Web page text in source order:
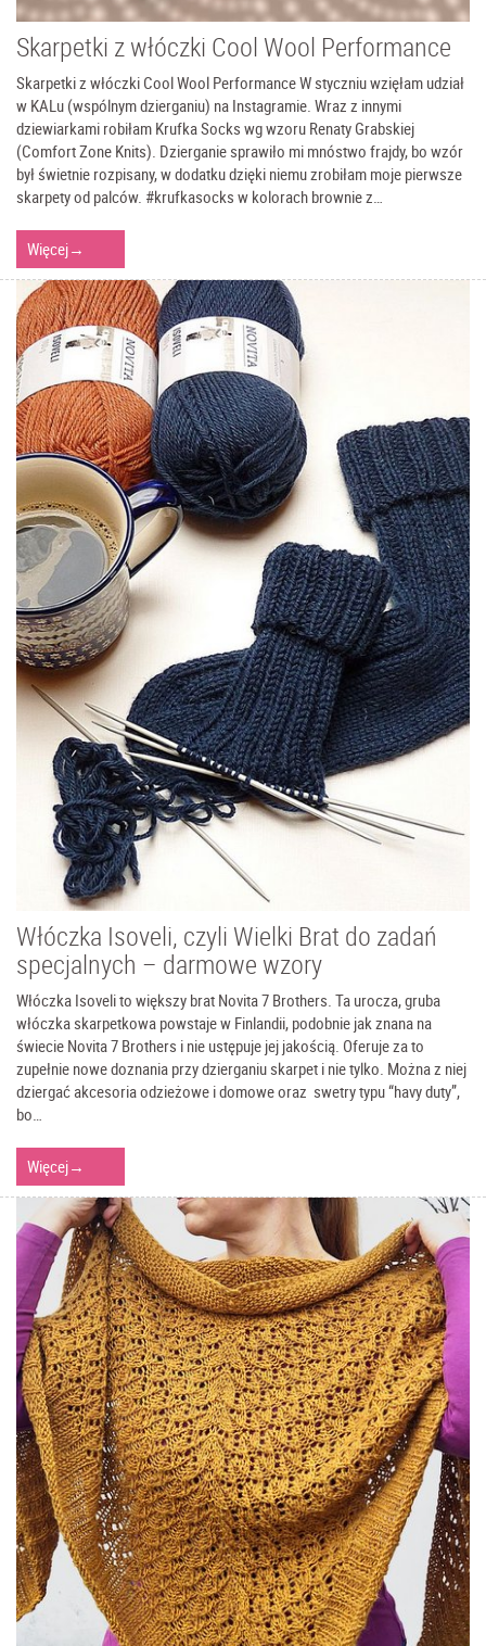
Skarpetki z włóczki Cool Wool Performance
Skarpetki z włóczki Cool Wool Performance W styczniu wzięłam udział
w KALu (wspólnym dzierganiu) na Instagramie. Wraz z innymi
dziewiarkami robiłam Krufka Socks wg wzoru Renaty Grabskiej
(Comfort Zone Knits). Dzierganie sprawiło mi mnóstwo frajdy, bo wzór
był świetnie rozpisany, w dodatku dzięki niemu zrobiłam moje pierwsze
skarpety od palców. #krufkasocks w kolorach brownie z…
Więcej→
Włóczka Isoveli, czyli Wielki Brat do zadań
specjalnych – darmowe wzory
Włóczka Isoveli to większy brat Novita 7 Brothers. Ta urocza, gruba
włóczka skarpetkowa powstaje w Finlandii, podobnie jak znana na
świecie Novita 7 Brothers i nie ustępuje jej jakością. Oferuje za to
zupełnie nowe doznania przy dzierganiu skarpet i nie tylko. Można z niej
dziergać akcesoria odzieżowe i domowe oraz swetry typu “havy duty”,
bo…
Więcej→